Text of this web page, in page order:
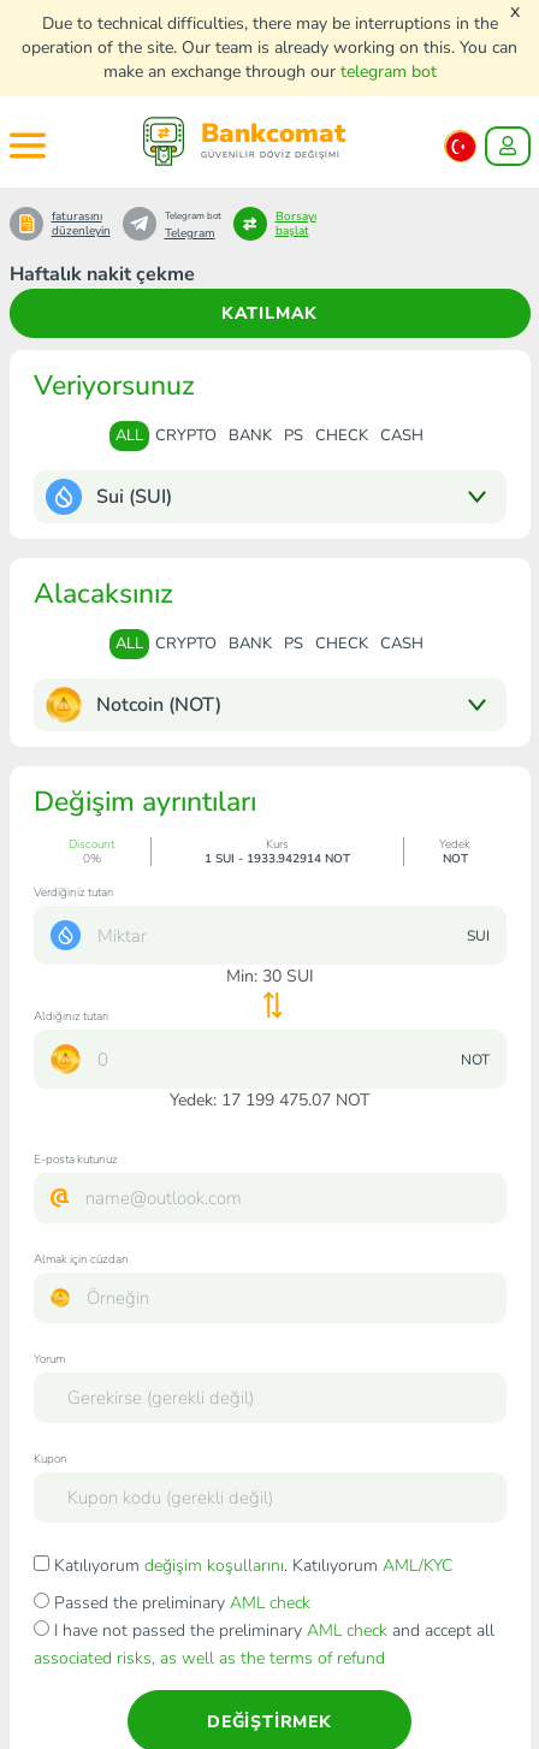
Due to technical difficulties, there may be interruptions in the
operation of the site. Our team is already working on this. You can
make an exchange through our telegram bot
x
Bankcomat
GÜVENİLİR DÖVİZ DEĞİŞİMİ
Haftalık nakit çekme
KATILMAK
faturasını
düzenleyin
Telegram bot
Telegram
Borsayı
başlat
Veriyorsunuz
ALL CRYPTO BANK PS CHECK CASH
Sui (SUI)
Alacaksınız
ALL CRYPTO BANK PS CHECK CASH
Notcoin (NOT)
Değişim ayrıntıları
Discount
0%
Kurs
1 SUI - 1933.942914 NOT
Yedek
NOT
Verdiğiniz tutarı
SUI
Min: 30SUI
Aldığınız tutarı
NOT
Yedek: 17 199 475.07 NOT
E-posta kutunuz
Almak için cüzdan
Yorum
Kupon
Katılıyorum değişim koşullarını. Katılıyorum AML/KYC
Passed the preliminary AML check
I have not passed the preliminary AML checkand accept all
associated risks, as well as the terms of refund
DEĞIŞTIRMEK